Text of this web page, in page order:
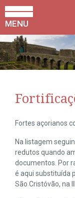
MENU
Fortes açorianos
Na listagem
redutos quando
documentos. Por
é aqui substituída
São Cristóvão, na